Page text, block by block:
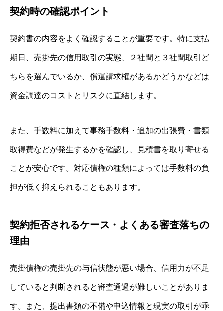
契約時の確認ポイント
契約書の内容をよく確認することが重要です。特に支払
期日、売掛先の信用取引の実態、２社間と３社間取引ど
ちらを選んでいるか、償還請求権があるかどうかなどは
資金調達のコストとリスクに直結します。
また、手数料に加えて事務手数料・追加の出張費・書類
取得費などが発生するかを確認し、見積書を取り寄せる
ことが安心です。対応債権の種類によっては手数料の負
担が低く抑えられることもあります。
契約拒否されるケース・よくある審査落ちの
理由
売掛債権の売掛先の与信状態が悪い場合、信用力が不足
していると判断されると審査通過が難しいことがありま
す。また、提出書類の不備や申込情報と現実の取引が乖